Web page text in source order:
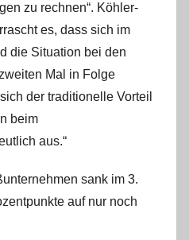
zu rechnen“. Köhler-
es, dass sich im
die Situation bei den
Mal in Folge
der traditionelle Vorteil
beim
aus.“
sank im 3.
auf nur noch